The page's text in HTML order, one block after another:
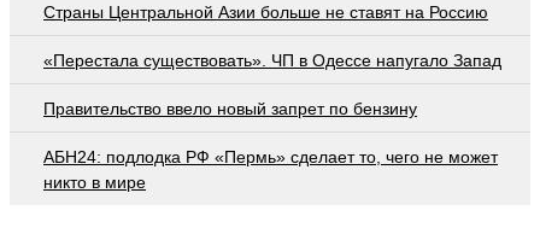
Страны Центральной Азии больше не ставят на Россию
«Перестала существовать». ЧП в Одессе напугало Запад
Правительство ввело новый запрет по бензину
АБН24: подлодка РФ «Пермь» сделает то, чего не может
никто в мире